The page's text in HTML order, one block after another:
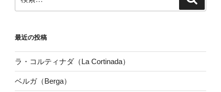
索:
最近の投稿
ラ・コルティナダ（La Cortinada）
ベルガ（Berga）